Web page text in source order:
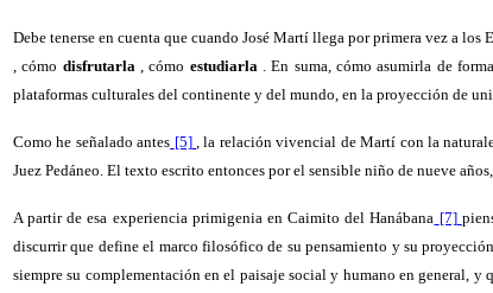
Debe tenerse en cuenta que cuando José Martí llega por primera vez a
, cómo disfrutarla, cómo estudiarla. En suma, cómo asumirla de
plataformas culturales del continente y del mundo, en la proyección de
Como he señalado antes [5] , la relación vivencial de Martí con la
Juez Pedáneo. El texto escrito entonces por el sensible niño de nueve
A partir de esa experiencia primigenia en Caimito del Hanábana [7]
discurrir que define el marco filosófico de su pensamiento y su
siempre su complementación en el paisaje social y humano en general,